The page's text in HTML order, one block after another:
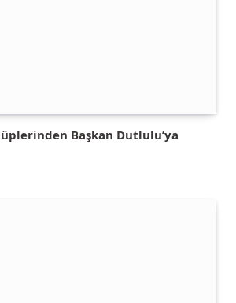
Başkan Dutlulu’ya